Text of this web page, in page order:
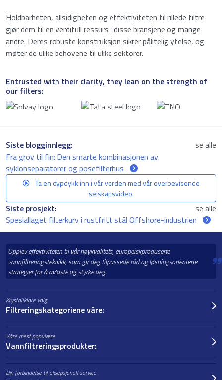
Holdbarheten, allsidigheten og effektiviteten til rillede filtre
gjør dem til en verdifull ressurs i disse bransjene og mange
andre. Deres robuste konstruksjon sikrer pålitelig ytelse, og
møter de ulike behovene til ulike sektorer.
Entrusted with their clarity, they lean on the strength of
our filters:
Siste blogginnlegg:
se alle
Fra grov til fin: Den smarte kombinasjonen av
syklonseparatorer og posefilterhus
Ta en dypdykk inn i vår verden med vår overbevisende
selskapsvideo.
Siste prosjekt:
se alle
Spesiallaget filterkurv i rustfritt stål Offshore-industrien
Opplev effektiviteten til vår høykvalitets, europeiskproduserte
vannfiltreringsteknikk, som gir deg tilpassede råd og løsningsorienterte
strategier for å avlaste og styrke deg.
Krystallklare valg
Filtreringskategoriene våre:
Våre mest populære
Vannfiltreringsprodukter:
Din forbindelse til eksepsjonell service